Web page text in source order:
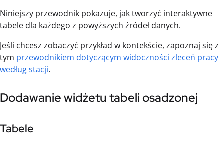
Niniejszy przewodnik pokazuje, jak tworzyć interaktywne
tabele dla każdego z powyższych źródeł danych.
Jeśli chcesz zobaczyć przykład w kontekście, zapoznaj się z
tym przewodnikiem dotyczącym widoczności zleceń pracy
według stacji.
Dodawanie widżetu tabeli osadzonej
Tabele